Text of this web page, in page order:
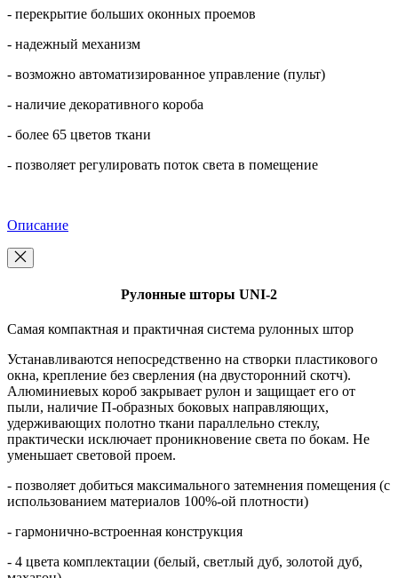
- перекрытие больших оконных проемов
- надежный механизм
- возможно автоматизированное управление (пульт)
- наличие декоративного короба
- более 65 цветов ткани
- позволяет регулировать поток света в помещение
Описание
Рулонные шторы UNI-2
Самая компактная и практичная система рулонных штор
Устанавливаются непосредственно на створки пластикового
окна, крепление без сверления (на двусторонний скотч).
Алюминиевых короб закрывает рулон и защищает его от
пыли, наличие П-образных боковых направляющих,
удерживающих полотно ткани параллельно стеклу,
практически исключает проникновение света по бокам. Не
уменьшает световой проем.
- позволяет добиться максимального затемнения помещения (с
использованием материалов 100%-ой плотности)
- гармонично-встроенная конструкция
- 4 цвета комплектации (белый, светлый дуб, золотой дуб,